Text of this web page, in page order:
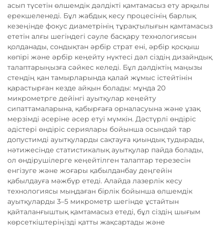
асып түсетін өлшемдік дәлдікті қамтамасыз ету арқылы
ерекшеленеді. Бұл жабдық кесу процесінің барлық
кезеңінде фокус диаметрінің тұрақтылығын қамтамасыз
ететін алғы шегіндегі сәуле басқару технологиясын
қолданады, сондықтан әрбір страт ені, әрбір қосқыш
көпірі және әрбір кеңейту нүктесі дәл сіздің дизайндық
талаптарыңызға сәйкес келеді. Бұл дәлдіктің маңызы
стендің қан тамырларында қалай жұмыс істейтінін
қарастырған кезде айқын болады: мұнда 20
микрометрге дейінгі ауытқулар кеңейту
сипаттамаларына, қабырғаға орналасуына және ұзақ
мерзімді әсеріне әсер етуі мүмкін. Дәстүрлі өндіріс
әдістері өндіріс сериялары бойынша осындай тар
допустимді ауытқуларды сақтауға қиындық тудырады,
нәтижесінде статистикалық ауытқулар пайда болады,
ол өндірушілерге кеңейтілген талаптар терезесін
енгізуге және жоғары қабылданбау деңгейін
қабылдауға мәжбүр етеді. Алайда лазерлік кесу
технологиясы мыңдаған бірлік бойынша өлшемдік
ауытқуларды 3–5 микрометр шегінде ұстайтын
қайталанғыштық қамтамасыз етеді, бұл сіздің шығым
көрсеткіштеріңізді қатты жақсартады және